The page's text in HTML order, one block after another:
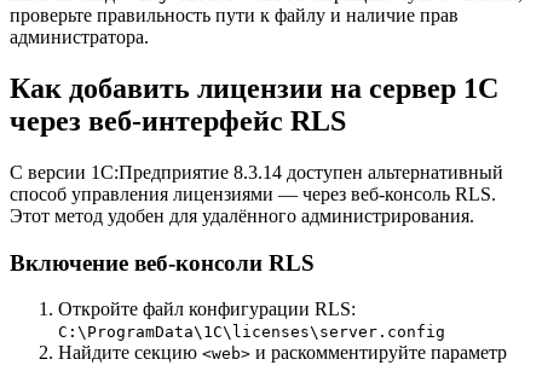
проверьте правильность пути к файлу и наличие прав
администратора.
Как добавить лицензии на сервер 1С
через веб-интерфейс RLS
С версии 1С:Предприятие 8.3.14 доступен альтернативный
способ управления лицензиями — через веб-консоль RLS.
Этот метод удобен для удалённого администрирования.
Включение веб-консоли RLS
Откройте файл конфигурации RLS:
C:\ProgramData\1C\licenses\server.config
Найдите секцию <web> и раскомментируйте параметр